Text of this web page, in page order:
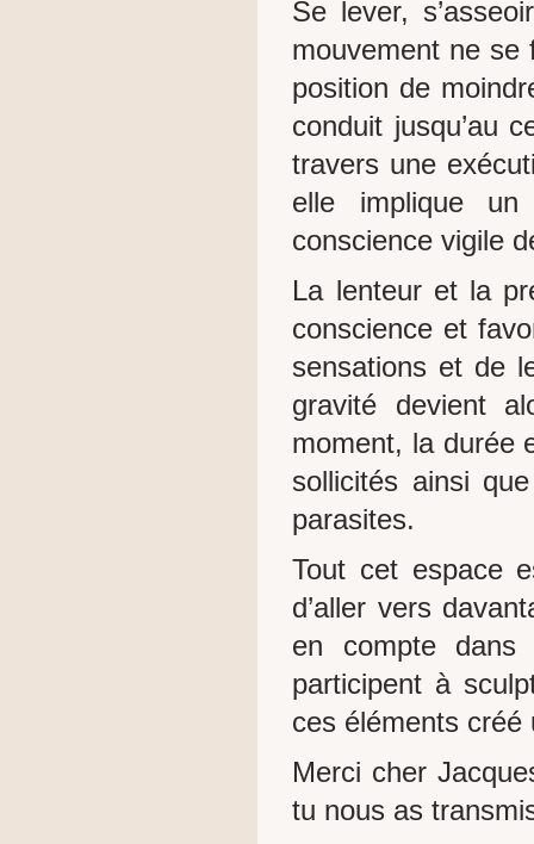
Se lever,
mouvement ne se
position de
conduit jusqu’au
travers une
elle implique
conscience vigile
La lenteur et la
conscience et
sensations et de
gravité devient
moment, la durée
sollicités ainsi
parasites.
Tout cet espace
d’aller vers
en compte dans
participent à
ces éléments créé
Merci cher
tu nous as